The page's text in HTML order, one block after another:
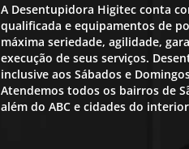
A Desentupidora Higitec conta
qualificada e equipamentos de
máxima seriedade, agilidade,
execução de seus serviços.
inclusive aos Sábados e
Atendemos todos os bairros de
além do ABC e cidades do